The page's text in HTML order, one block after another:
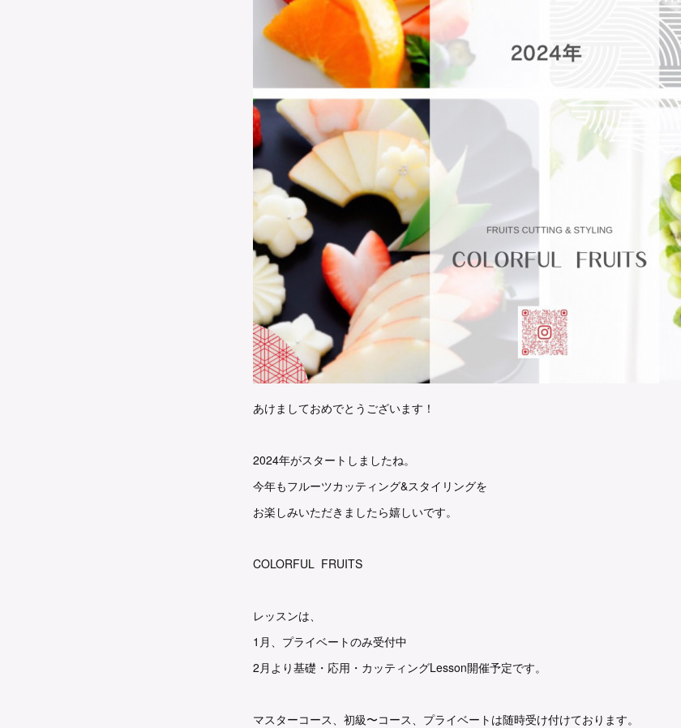
あけましておめでとうございます！
2024年がスタートしましたね。
今年もフルーツカッティング&スタイリングを
お楽しみいただきましたら嬉しいです。
COLORFUL FRUITS
レッスンは、
1月、プライベートのみ受付中
2月より基礎・応用・カッティングLesson開催予定です。
マスターコース、初級〜コース、プライベートは随時受け付けております。